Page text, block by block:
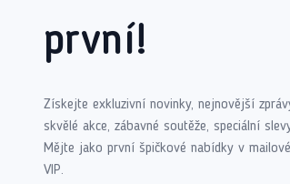
první!
Získejte exkluzivní novinky, nejnovější
skvělé akce, zábavné soutěže, speciální
Mějte jako první špičkové nabídky v
VIP.